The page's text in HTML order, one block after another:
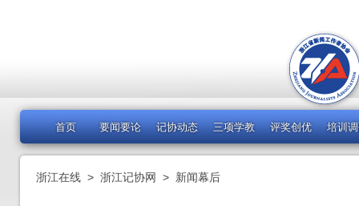
首页 要闻要论 记协动态 三项学教 评奖创优 培训
浙江在线 > 浙江记协网 > 新闻幕后